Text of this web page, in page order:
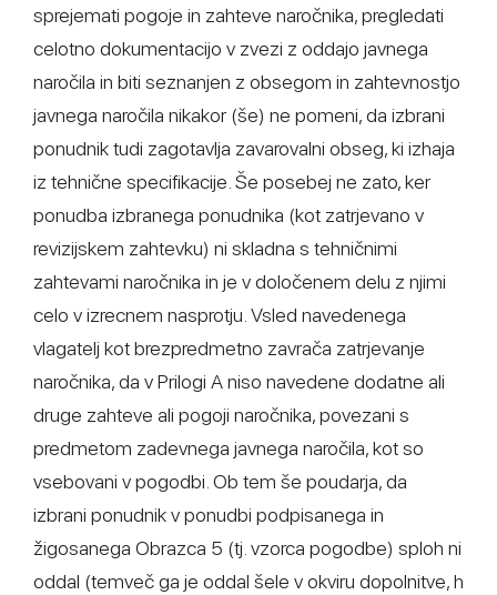
sprejemati pogoje in zahteve naročnika, pregledati
celotno dokumentacijo v zvezi z oddajo javnega
naročila in biti seznanjen z obsegom in zahtevnostjo
javnega naročila nikakor (še) ne pomeni, da izbrani
ponudnik tudi zagotavlja zavarovalni obseg, ki izhaja
iz tehnične specifikacije. Še posebej ne zato, ker
ponudba izbranega ponudnika (kot zatrjevano v
revizijskem zahtevku) ni skladna s tehničnimi
zahtevami naročnika in je v določenem delu z njimi
celo v izrecnem nasprotju. Vsled navedenega
vlagatelj kot brezpredmetno zavrača zatrjevanje
naročnika, da v Prilogi A niso navedene dodatne ali
druge zahteve ali pogoji naročnika, povezani s
predmetom zadevnega javnega naročila, kot so
vsebovani v pogodbi. Ob tem še poudarja, da
izbrani ponudnik v ponudbi podpisanega in
žigosanega Obrazca 5 (tj. vzorca pogodbe) sploh ni
oddal (temveč ga je oddal šele v okviru dopolnitve, h